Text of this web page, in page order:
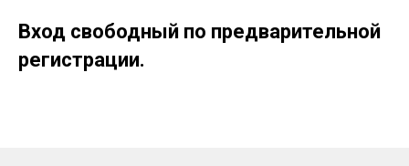
Вход свободный по предварительной
регистрации.